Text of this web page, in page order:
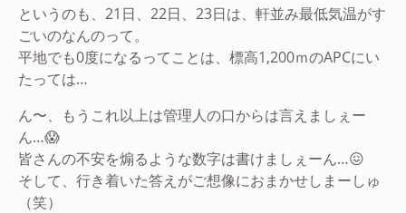
というのも、21日、22日、23日は、軒並み最低気温がす
ごいのなんのって。
平地でも0度になるってことは、標高1,200ｍのAPCにい
たっては…
ん〜、もうこれ以上は管理人の口からは言えましぇー
ん…😱
皆さんの不安を煽るような数字は書けましぇーん…😖
そして、行き着いた答えがご想像におまかせしまーしゅ
（笑）